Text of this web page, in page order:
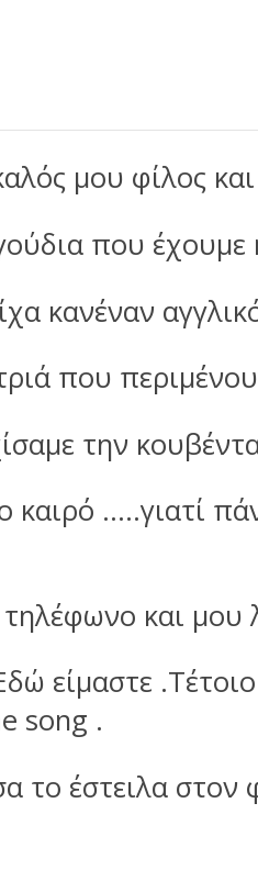
μου φίλος
που
κανέναν
που
την
καιρό …..γιατί
και
.Τέτοιο
song .
έστειλα